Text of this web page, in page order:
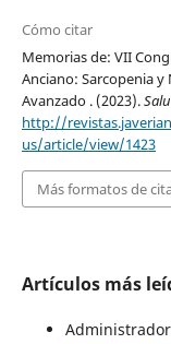
Cómo citar
Memorias de: VII
Anciano: Sarcopenia
Avanzado . (2023).
http://
us/article/view/1423
Más formatos de
Artículos más